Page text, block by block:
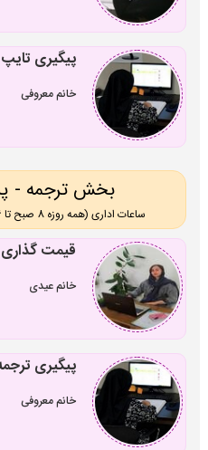
پیگیری تایپ
خانم معروفی
بخش ترجمه -
ساعات اداری (همه روزه 8 صبح تا 6 عصر، پنج شنبه ها تا 3 عصر )
قیمت
خانم عیدی
پیگیری
خانم معروفی